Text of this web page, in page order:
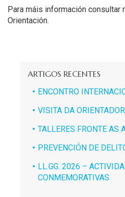
Para máis información consultar
Orientación.
ARTIGOS RECENTES
ENCONTRO
VISITA DA
TALLERES FRONTE AS
PREVENCIÓN DE
LL.GG. 2026 –
CONMEMORATIVAS